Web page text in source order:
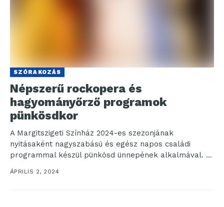
SZÓRAKOZÁS
Népszerű rockopera és
hagyományőrző programok
pünkösdkor
A Margitszigeti Színház 2024-es szezonjának
nyitásaként nagyszabású és egész napos családi
programmal készül pünkösd ünnepének alkalmával. A
nap folyamán a pünkösdi népi hagyományokat...
ÁPRILIS 2, 2024